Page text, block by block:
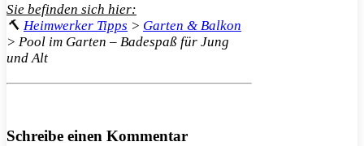
Sie befinden sich hier:
🔨 Heimwerker Tipps > Garten & Balkon
> Pool im Garten – Badespaß für Jung
und Alt
Schreibe einen Kommentar